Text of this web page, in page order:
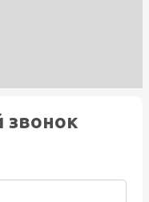
звонок